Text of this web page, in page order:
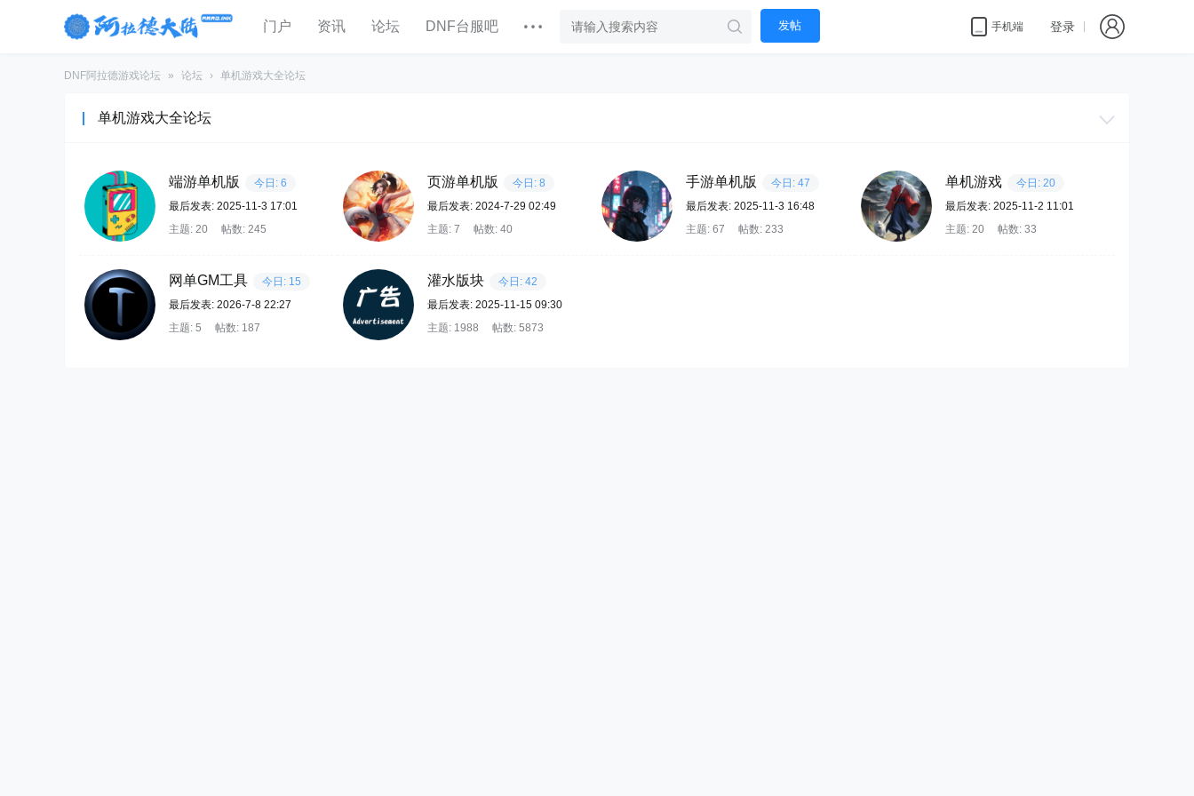
门户 资讯 论坛 DNF台服吧 发帖 手机端 登录
DNF阿拉德游戏论坛 » 论坛 › 单机游戏大全论坛
单机游戏大全论坛
端游单机版
今日: 6
最后发表: 2025-11-3 17:01
主题: 20
帖数: 245
页游单机版
今日: 8
最后发表: 2024-7-29 02:49
主题: 7
帖数: 40
手游单机版
今日: 47
最后发表: 2025-11-3 16:48
主题: 67
帖数: 233
单机游戏
今日: 20
最后发表: 2025-11-2 11:01
主题: 20
帖数: 33
网单GM工具
今日: 15
最后发表: 2026-7-8 22:27
主题: 5
帖数: 187
灌水版块
今日: 42
最后发表: 2025-11-15 09:30
主题: 1988
帖数: 5873